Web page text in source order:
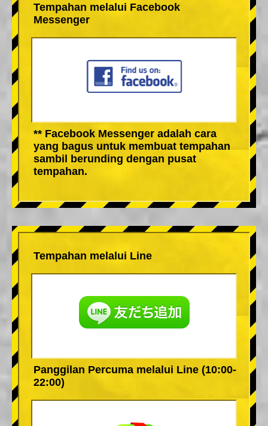
Tempahan melalui Facebook
Messenger
** Facebook Messenger adalah cara
yang bagus untuk membuat tempahan
sambil berunding dengan pusat
tempahan.
Tempahan melalui Line
Panggilan Percuma melalui Line (10:00-
22:00)